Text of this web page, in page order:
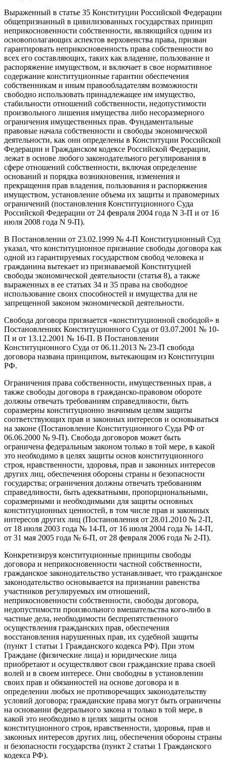
Выраженный в статье 35 Конституции Российской Федерации
общепризнанный в цивилизованных государствах принцип
неприкосновенности собственности, являющийся одним из
основополагающих аспектов верховенства права, призван
гарантировать неприкосновенность права собственности во
всех его составляющих, таких как владение, пользование и
распоряжение имуществом, и включает в свое нормативное
содержание конституционные гарантии обеспечения
собственникам и иным правообладателям возможности
свободно использовать принадлежащее им имущество,
стабильности отношений собственности, недопустимости
произвольного лишения имущества либо несоразмерного
ограничения имущественных прав. Фундаментальные
правовые начала собственности и свободы экономической
деятельности, как они определены в Конституции Российской
Федерации и Гражданском кодексе Российской Федерации,
лежат в основе любого законодательного регулирования в
сфере отношений собственности, включая определение
оснований и порядка возникновения, изменения и
прекращения прав владения, пользования и распоряжения
имуществом, установление объема их защиты и правомерных
ограничений (постановления Конституционного Суда
Российской Федерации от 24 февраля 2004 года N 3-П и от 16
июля 2008 года N 9-П).
В Постановлении от 23.02.1999 № 4-П Конституционный Суд
указал, что конституционное признание свободы договора как
одной из гарантируемых государством свобод человека и
гражданина вытекает из признаваемой Конституцией
свободы экономической деятельности (статья 8), а также
выраженных в ее статьях 34 и 35 права на свободное
использование своих способностей и имущества для не
запрещенной законом экономической деятельности.
Свобода договора признается «конституционной свободой» в
Постановлениях Конституционного Суда от 03.07.2001 № 10-
П и от 13.12.2001 № 16-П. В Постановлении
Конституционного Суда от 06.11.2013 № 23-П свобода
договора названа принципом, вытекающим из Конституции
РФ.
Ограничения права собственности, имущественных прав, а
также свободы договора в гражданско-правовом обороте
должны отвечать требованиям справедливости, быть
соразмерны конституционно значимым целям защиты
соответствующих прав и законных интересов и основываться
на законе (Постановление Конституционного Суда РФ от
06.06.2000 № 9-П). Свобода договоров может быть
ограничена федеральным законом только в той мере, в какой
это необходимо в целях защиты основ конституционного
строя, нравственности, здоровья, прав и законных интересов
других лиц, обеспечения обороны страны и безопасности
государства; ограничения должны отвечать требованиям
справедливости, быть адекватными, пропорциональными,
соразмерными и необходимыми для защиты основных
конституционных ценностей, в том числе прав и законных
интересов других лиц (Постановления от 28.01.2010 № 2-П,
от 18 июля 2003 года № 14-П, от 16 июля 2004 года № 14-П,
от 31 мая 2005 года № 6-П, от 28 февраля 2006 года № 2-П).
Конкретизируя конституционные принципы свободы
договора и неприкосновенности частной собственности,
гражданское законодательство устанавливает, что гражданское
законодательство основывается на признании равенства
участников регулируемых им отношений,
неприкосновенности собственности, свободы договора,
недопустимости произвольного вмешательства кого-либо в
частные дела, необходимости беспрепятственного
осуществления гражданских прав, обеспечения
восстановления нарушенных прав, их судебной защиты
(пункт 1 статьи 1 Гражданского кодекса РФ). При этом
Граждане (физические лица) и юридические лица
приобретают и осуществляют свои гражданские права своей
волей и в своем интересе. Они свободны в установлении
своих прав и обязанностей на основе договора и в
определении любых не противоречащих законодательству
условий договора; гражданские права могут быть ограничены
на основании федерального закона и только в той мере, в
какой это необходимо в целях защиты основ
конституционного строя, нравственности, здоровья, прав и
законных интересов других лиц, обеспечения обороны страны
и безопасности государства (пункт 2 статьи 1 Гражданского
кодекса РФ).